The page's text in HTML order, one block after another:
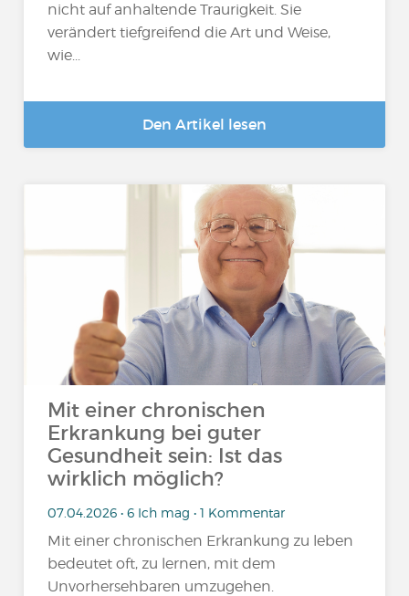
nicht auf anhaltende Traurigkeit. Sie
verändert tiefgreifend die Art und Weise,
wie...
Den Artikel lesen
Mit einer chronischen
Erkrankung bei guter
Gesundheit sein: Ist das
wirklich möglich?
07.04.2026 • 6 Ich mag • 1 Kommentar
Mit einer chronischen Erkrankung zu leben
bedeutet oft, zu lernen, mit dem
Unvorhersehbaren umzugehen.